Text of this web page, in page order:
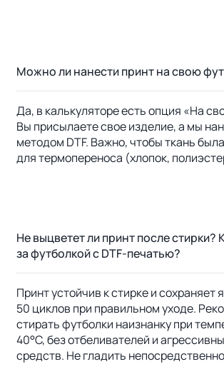
Можно ли нанести принт на свою
Да, в калькуляторе есть опция «На
Вы присылаете свое изделие, а мы
методом DTF. Важно, чтобы ткань
для термопереноса (хлопок,
Не выцветет ли принт после стирки?
за футболкой с DTF-печатью?
Принт устойчив к стирке и сохраняет
50 циклов при правильном уходе.
стирать футболки наизнанку при
40°C, без отбеливателей и
средств. Не гладить